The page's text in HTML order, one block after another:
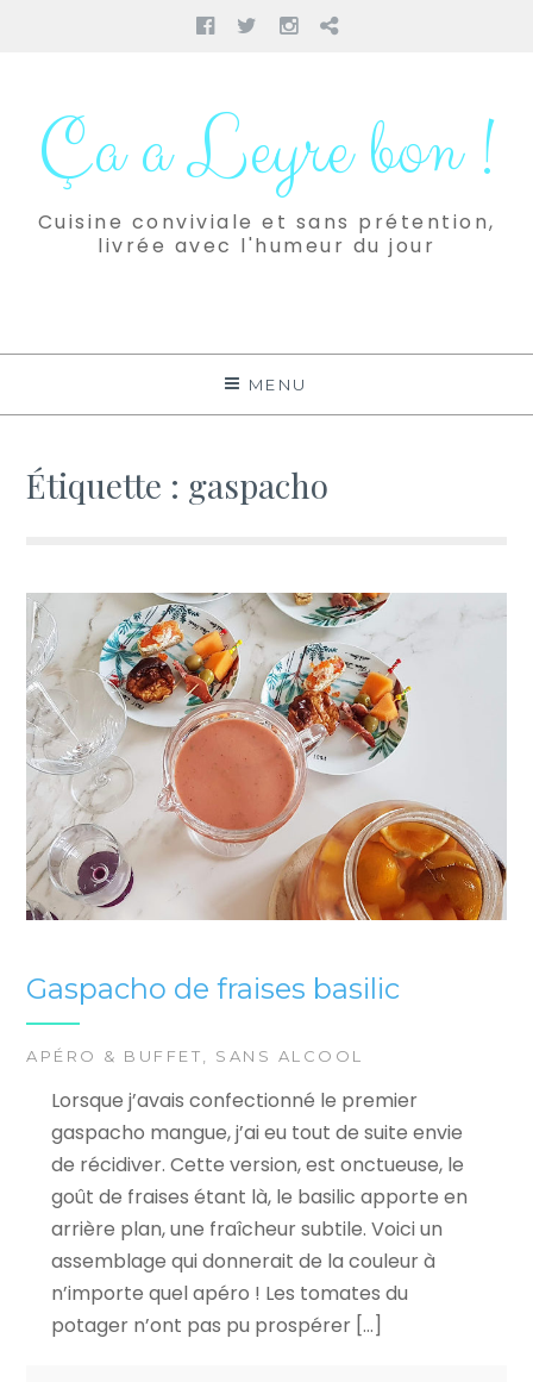
Facebook
TwitterInstagram
Pinterest
contenuÇa a Leyre bon !
Cuisine conviviale et sans prétention,
livrée avec l'humeur du jour
MENU
Étiquette : gaspacho
Gaspacho de fraises basilic
APÉRO & BUFFET, SANS ALCOOL
Lorsque j’avais confectionné le premier
gaspacho mangue, j’ai eu tout de suite envie
de récidiver. Cette version, est onctueuse, le
goût de fraises étant là, le basilic apporte en
arrière plan, une fraîcheur subtile. Voici un
assemblage qui donnerait de la couleur à
n’importe quel apéro ! Les tomates du
potager n’ont pas pu prospérer […]